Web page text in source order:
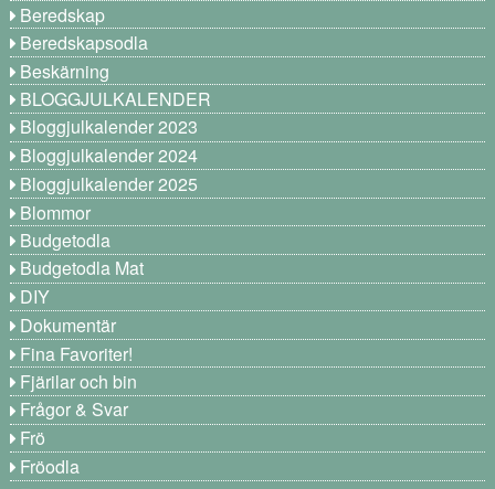
Beredskap
Beredskapsodla
Beskärning
BLOGGJULKALENDER
Bloggjulkalender 2023
Bloggjulkalender 2024
Bloggjulkalender 2025
Blommor
Budgetodla
Budgetodla Mat
DIY
Dokumentär
Fina Favoriter!
Fjärilar och bin
Frågor & Svar
Frö
Fröodla